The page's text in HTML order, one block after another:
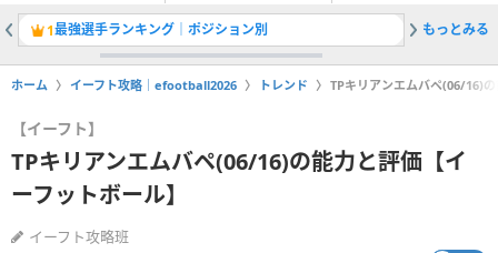
1最強選手ランキング｜ポジション別 2ガチャ
もっとみる
ホーム イーフト攻略｜efootball2026 トレンド TPキリアンエムバペ(06/16)
【イーフト】
TPキリアンエムバペ(06/16)の能力と評価【イ
ーフットボール】
イーフト攻略班